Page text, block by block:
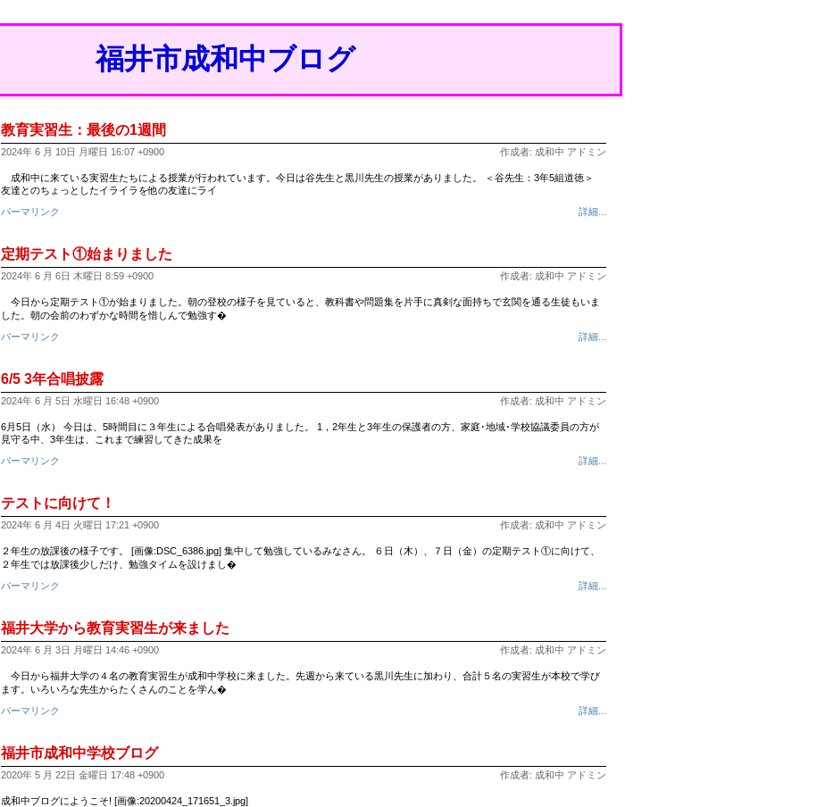
福井市成和中ブログ
教育実習生：最後の1週間
2024年 6 月 10日 月曜日 16:07 +0900 作成者: 成和中 アドミン
成和中に来ている実習生たちによる授業が行われています。今日は谷先生と黒川先生の授業がありました。 ＜谷先生：3年5組道徳＞
友達とのちょっとしたイライラを他の友達にライ
パーマリンク
詳細...
定期テスト①始まりました
2024年 6 月 6日 木曜日 8:59 +0900 作成者: 成和中 アドミン
今日から定期テスト①が始まりました。朝の登校の様子を見ていると、教科書や問題集を片手に真剣な面持ちで玄関を通る生徒もいま
した。朝の会前のわずかな時間を惜しんで勉強す�
パーマリンク
詳細...
6/5 3年合唱披露
2024年 6 月 5日 水曜日 16:48 +0900 作成者: 成和中 アドミン
6月5日（水） 今日は、5時間目に３年生による合唱発表がありました。 1，2年生と3年生の保護者の方、家庭･地域･学校協議委員の方が
見守る中、3年生は、これまで練習してきた成果を
パーマリンク
詳細...
テストに向けて！
2024年 6 月 4日 火曜日 17:21 +0900 作成者: 成和中 アドミン
２年生の放課後の様子です。 [画像:DSC_6386.jpg] 集中して勉強しているみなさん。 ６日（木）、７日（金）の定期テスト①に向けて、
２年生では放課後少しだけ、勉強タイムを設けまし�
パーマリンク
詳細...
福井大学から教育実習生が来ました
2024年 6 月 3日 月曜日 14:46 +0900 作成者: 成和中 アドミン
今日から福井大学の４名の教育実習生が成和中学校に来ました。先週から来ている黒川先生に加わり、合計５名の実習生が本校で学び
ます。いろいろな先生からたくさんのことを学ん�
パーマリンク
詳細...
福井市成和中学校ブログ
2020年 5 月 22日 金曜日 17:48 +0900 作成者: 成和中 アドミン
成和中ブログにようこそ! [画像:20200424_171651_3.jpg]